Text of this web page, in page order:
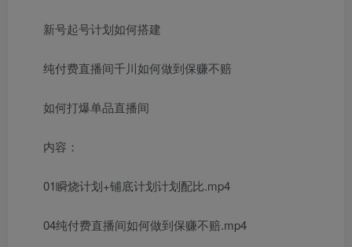
新号起号计划如何搭建
纯付费直播间千川如何做到保赚不赔
如何打爆单品直播间
内容：
01瞬烧计划+铺底计划计划配比.mp4
04纯付费直播间如何做到保赚不赔.mp4